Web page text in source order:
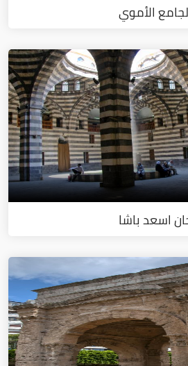
الأموي
اسعد باشا